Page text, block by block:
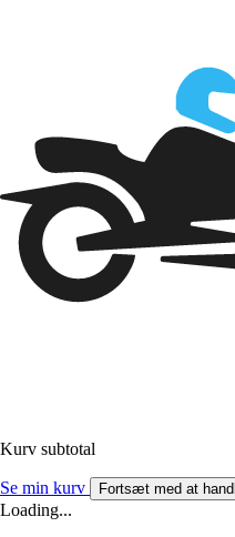
Kurv subtotal
Se min kurv Fortsæt med at
Loading...